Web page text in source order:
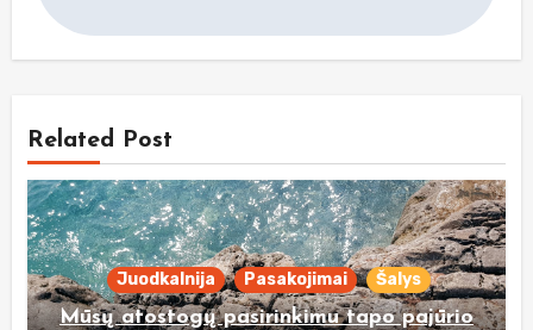
Related Post
Juodkalnija Pasakojimai Šalys
Mūsų atostogų pasirinkimu tapo pajūrio